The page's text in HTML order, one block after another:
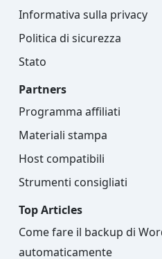
Informativa sulla privacy
Politica di sicurezza
Stato
Partners
Programma affiliati
Materiali stampa
Host compatibili
Strumenti consigliati
Top Articles
Come fare il backup di
automaticamente